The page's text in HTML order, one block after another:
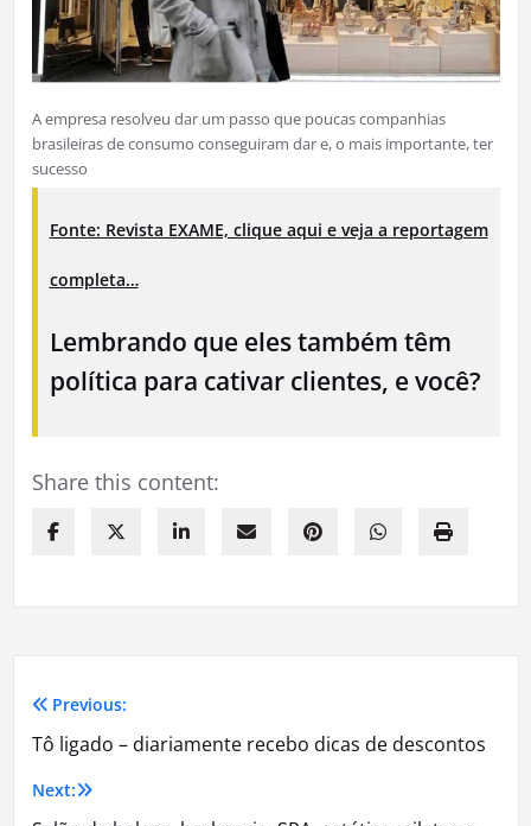
A empresa resolveu dar um passo que poucas companhias
brasileiras de consumo conseguiram dar e, o mais importante, ter
sucesso
Fonte: Revista EXAME, clique aqui e veja a reportagem
completa…
Lembrando que eles também têm
política para cativar clientes, e você?
Share this content:
Navegação
de
Post
Previous:
Tô ligado – diariamente recebo dicas de descontos
Next: